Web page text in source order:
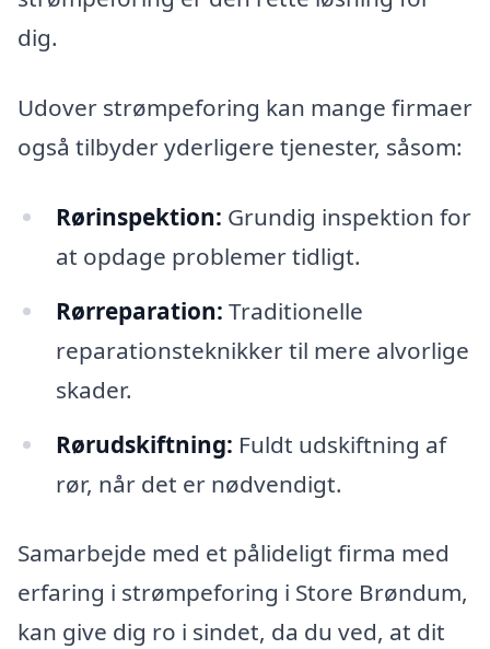
dig.
Udover strømpeforing kan mange firmaer
også tilbyder yderligere tjenester, såsom:
Rørinspektion: Grundig inspektion for
at opdage problemer tidligt.
Rørreparation: Traditionelle
reparationsteknikker til mere alvorlige
skader.
Rørudskiftning: Fuldt udskiftning af
rør, når det er nødvendigt.
Samarbejde med et pålideligt firma med
erfaring i strømpeforing i Store Brøndum,
kan give dig ro i sindet, da du ved, at dit